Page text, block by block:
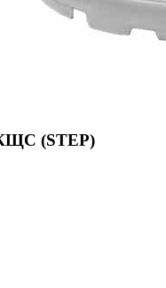
(STEP)